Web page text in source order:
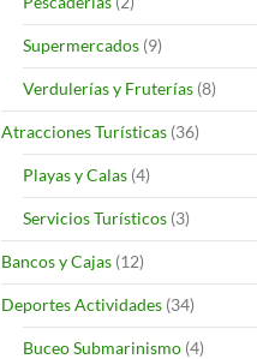
Supermercados (9)
Verdulerías y Fruterías (8)
Atracciones Turísticas (36)
Playas y Calas (4)
Servicios Turísticos (3)
Bancos y Cajas (12)
Deportes Actividades (34)
Buceo Submarinismo (4)